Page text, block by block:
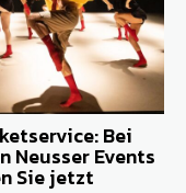
Bei
Neusser Events
Sie jetzt